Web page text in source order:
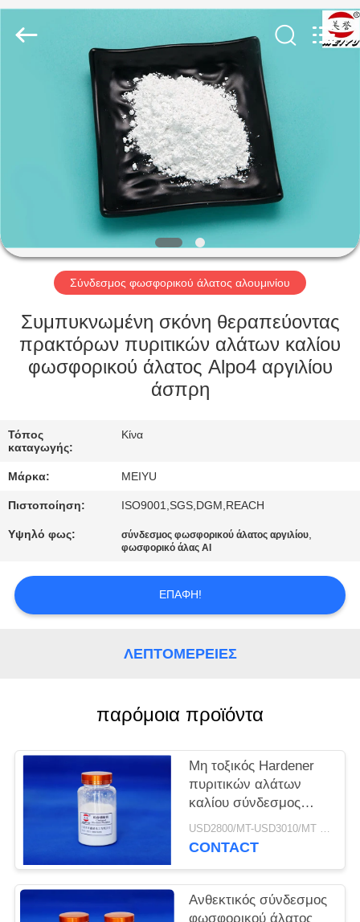
ΠΡΟΪΌΝΤΑ
ΣΧΕΤΙΚΆ
ΜΕ
ΕΜΆΣ
ΕΠΙΣΚΕΨΉ
ΕΡΓΟΣΤΑΣΊΟΥ
ΠΟΙΌΤΗΤΑΣ
ΕΠΙΚΟΙΝΩΝΉΣΤΕ
ΜΑΣ
ΖΗΤΉΣΤΕ
ΜΙΑ
ΠΡΟΣΦΟΡΆ
PRIVACY
POLICY
Rights
Reserved.
Σύνδεσμος φωσφορικού άλατος αλουμινίου
Συμπυκνωμένη σκόνη θεραπεύοντας
πρακτόρων πυριτικών αλάτων καλίου
φωσφορικού άλατος Alpo4 αργιλίου
άσπρη
Τόπος
καταγωγής:
Κίνα
Μάρκα: MEIYU
Πιστοποίηση: ISO9001,SGS,DGM,REACH
Υψηλό φως: σύνδεσμος φωσφορικού άλατος αργιλίου,
φωσφορικό άλας Al
ΕΠΑΦΉ!
ΛΕΠΤΟΜΈΡΕΙΕΣ
παρόμοια προϊόντα
Μη τοξικός Hardener
πυριτικών αλάτων
καλίου σύνδεσμος
φωσφορικού άλατος
αλουμινίου
USD2800/MT-USD3010/MT MOQ:1KG
CONTACT
Ανθεκτικός σύνδεσμος
φωσφορικού άλατος